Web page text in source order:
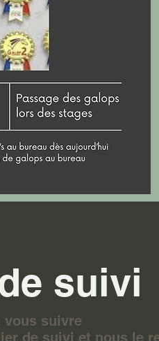
suivi
vous suivre
de suivi et nous le